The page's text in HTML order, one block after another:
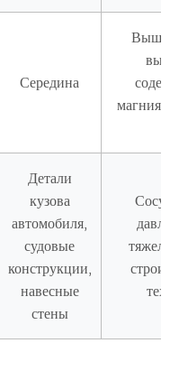
Середина
Выше
магния,
Детали
кузова
автомобиля,
судовые
конструкции,
навесные
стены